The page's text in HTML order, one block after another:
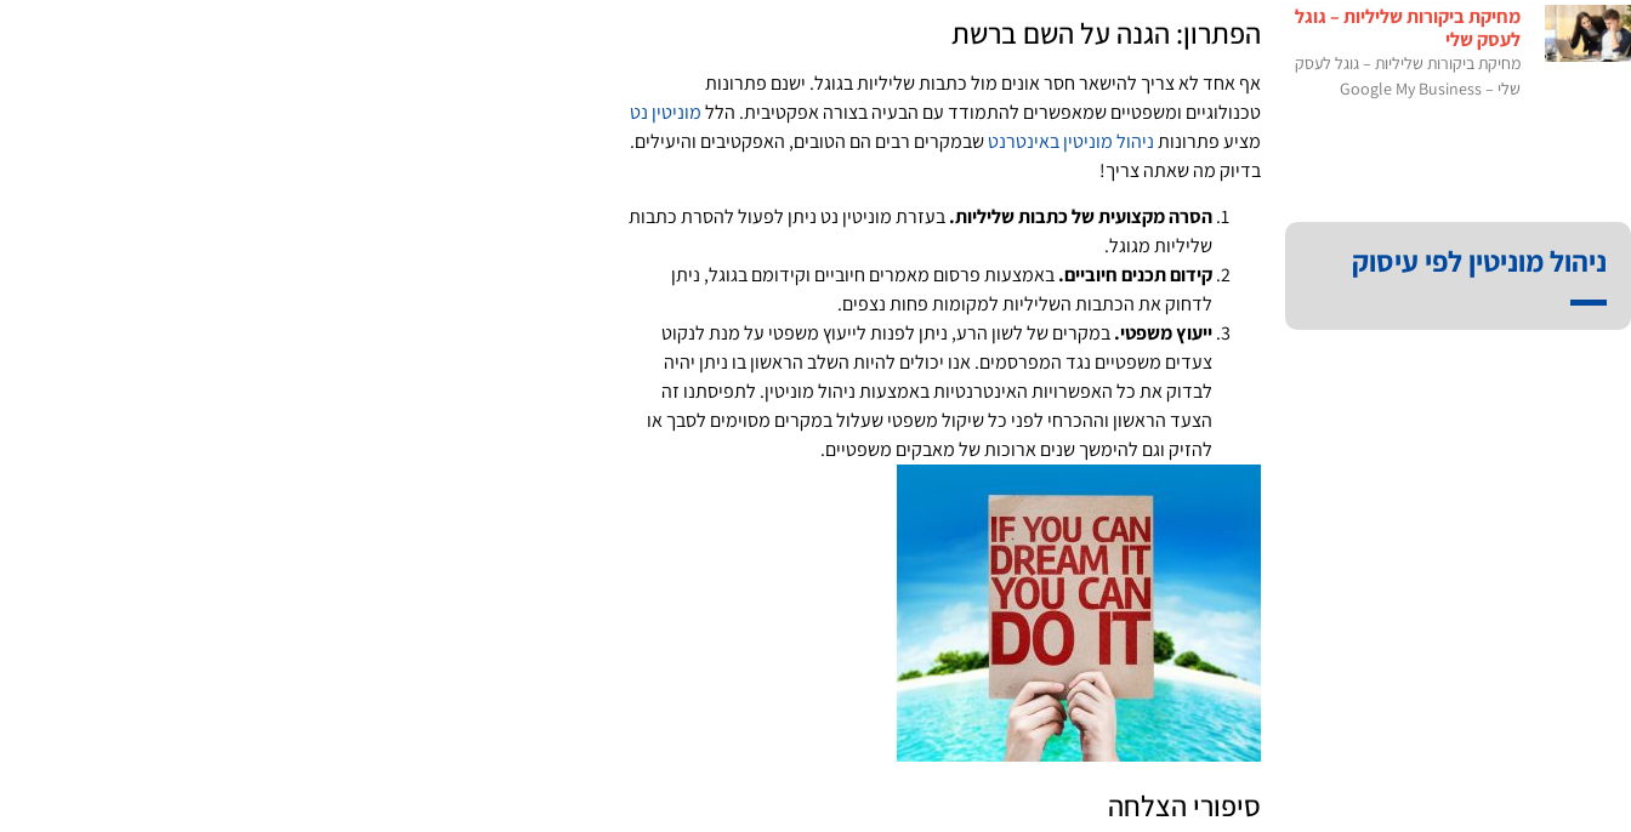
מחיקת ביקורות שליליות – גוגל
לעסק שלי
מחיקת ביקורות שליליות – גוגל לעסק
שלי – Google My Business
ניהול מוניטין לפי עיסוק
הפתרון: הגנה על השם ברשת
אף אחד לא צריך להישאר חסר אונים מול כתבות שליליות בגוגל. ישנם פתרונות
טכנולוגיים ומשפטיים שמאפשרים להתמודד עם הבעיה בצורה אפקטיבית. הללמוניטין נט
מציע פתרונותניהול מוניטין באינטרנטשבמקרים רבים הם הטובים, האפקטיבים והיעילים.
בדיוק מה שאתה צריך!
הסרה מקצועית של כתבות שליליות.בעזרת מוניטין נט ניתן לפעול להסרת כתבות
שליליות מגוגל.
קידום תכנים חיוביים.באמצעות פרסום מאמרים חיוביים וקידומם בגוגל, ניתן
לדחוק את הכתבות השליליות למקומות פחות נצפים.
ייעוץ משפטי.במקרים של לשון הרע, ניתן לפנות לייעוץ משפטי על מנת לנקוט
צעדים משפטיים נגד המפרסמים. אנו יכולים להיות השלב הראשון בו ניתן יהיה
לבדוק את כל האפשרויות האינטרנטיות באמצעות ניהול מוניטין. לתפיסתנו זה
הצעד הראשון וההכרחי לפני כל שיקול משפטי שעלול במקרים מסוימים לסבך או
להזיק וגם להימשך שנים ארוכות של מאבקים משפטיים.
סיפורי הצלחה